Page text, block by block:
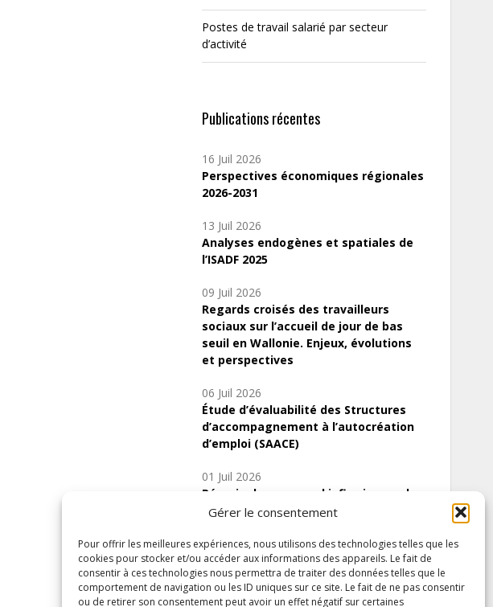
Gérer le consentement
Pour offrir les meilleures expériences, nous utilisons des technologies telles que les
cookies pour stocker et/ou accéder aux informations des appareils. Le fait de
consentir à ces technologies nous permettra de traiter des données telles que le
comportement de navigation ou les ID uniques sur ce site. Le fait de ne pas consentir
ou de retirer son consentement peut avoir un effet négatif sur certaines
Postes de travail salarié par secteur
d’activité
Publications récentes
16 Juil 2026
Perspectives économiques régionales
2026-2031
13 Juil 2026
Analyses endogènes et spatiales de
l’ISADF 2025
09 Juil 2026
Regards croisés des travailleurs
sociaux sur l’accueil de jour de bas
seuil en Wallonie. Enjeux, évolutions
et perspectives
06 Juil 2026
Étude d’évaluabilité des Structures
d’accompagnement à l’autocréation
d’emploi (SAACE)
01 Juil 2026
Pénurie du personnel infirmier :quels
indicateurs d’offre de soins pour
Inscrivez-vous à notre newsletter